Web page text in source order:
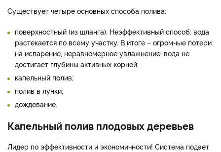
Существует четыре основных способа полива:
поверхностный (из шланга). Неэффективный способ: вода
растекается по всему участку. В итоге – огромные потери
на испарение, неравномерное увлажнение, вода не
достигает глубины активных корней;
капельный полив;
полив в лунки;
дождевание.
Капельный полив плодовых деревьев
Лидер по эффективности и экономичности! Система подает